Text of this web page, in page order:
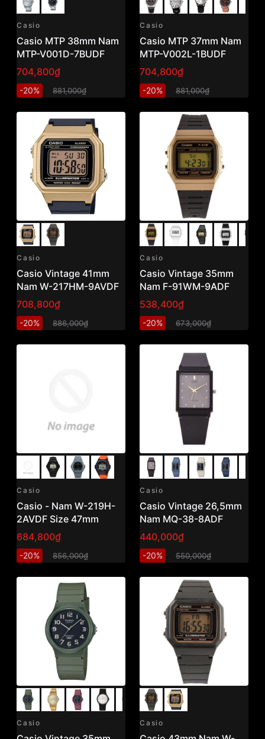
Casio
Casio MTP 38mm Nam
MTP-V001D-7BUDF
704,800₫
-20% 881,000₫
Casio
Casio MTP 37mm Nam
MTP-V002L-1BUDF
704,800₫
-20% 881,000₫
Casio
Casio Vintage 41mm
Nam W-217HM-9AVDF
708,800₫
-20% 886,000₫
Casio
Casio Vintage 35mm
Nam F-91WM-9ADF
538,400₫
-20% 673,000₫
Casio
Casio - Nam W-219H-
2AVDF Size 47mm
684,800₫
-20% 856,000₫
Casio
Casio Vintage 26,5mm
Nam MQ-38-8ADF
440,000₫
-20% 550,000₫
Casio Casio